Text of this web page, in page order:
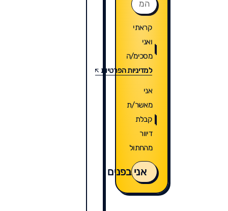
קראתי
ואני
מסכימ/ה
למדיניות הפרטיות
אני
מאשר/ת
קבלת
דיוור
מהחתול
אני בפנים